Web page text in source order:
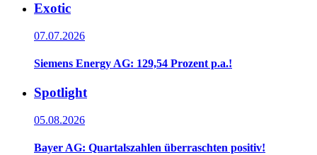
Exotic
07.07.2026
Siemens Energy AG: 129,54 Prozent p.a.!
Spotlight
05.08.2026
Bayer AG: Quartalszahlen überraschten positiv!